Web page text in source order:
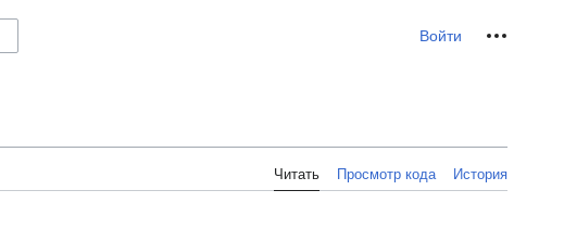
Войти Персональные
Читать Просмотр кода История